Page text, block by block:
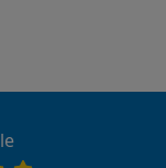
te
y los beneficios